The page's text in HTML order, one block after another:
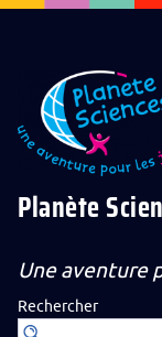
Aller au contenu de
Aller au formulaire
Planète
Une aventure
Rechercher